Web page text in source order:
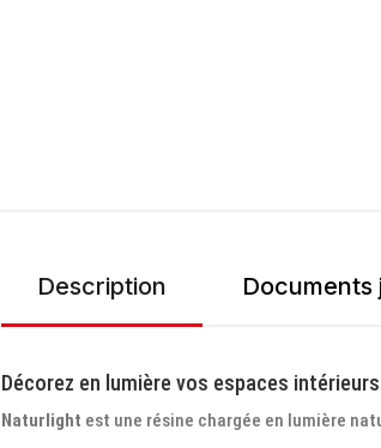
Description Documents
Décorez en lumière vos espaces
Naturlight est une résine chargée en lumière